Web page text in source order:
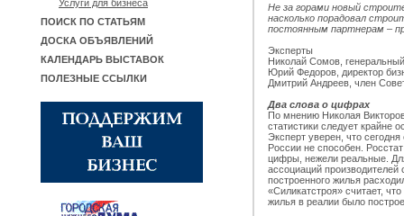
Услуги для бизнеса
ПОИСК ПО СТАТЬЯМ
ДОСКА ОБЪЯВЛЕНИЙ
КАЛЕНДАРЬ ВЫСТАВОК
ПОЛЕЗНЫЕ ССЫЛКИ
Не за горами новый
насколько порадовал
постоянным партнерам –
Эксперты
Николай Сомов,
Юрий Федоров, директор
Дмитрий Андреев, член
Два слова о цифрах
По мнению Николая
статистики следует крайне
Эксперт уверен, что
России не способен.
цифры, нежели реальные.
ассоциаций производителей
построенного жилья
«Силикатстроя» считает,
жилья в реалии было